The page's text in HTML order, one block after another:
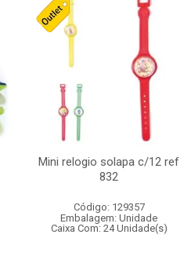
Mini relogio solapa c/12 ref
832
Código: 129357
Embalagem: Unidade
Caixa Com: 24 Unidade(s)